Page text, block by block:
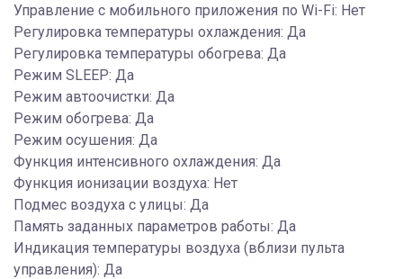
Управление c мобильного приложения по Wi-Fi: Нет
Регулировка температуры охлаждения: Да
Регулировка температуры обогрева: Да
Режим SLEEP: Да
Режим автоочистки: Да
Режим обогрева: Да
Режим осушения: Да
Функция интенсивного охлаждения: Да
Функция ионизации воздуха: Нет
Подмес воздуха с улицы: Да
Память заданных параметров работы: Да
Индикация температуры воздуха (вблизи пульта
управления): Да